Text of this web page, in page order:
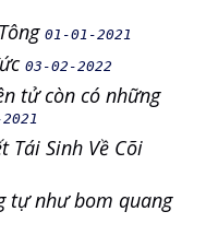
01-01-2021
03-02-2022
tử còn có những
Tái Sinh Về Cõi
tự như bom quang